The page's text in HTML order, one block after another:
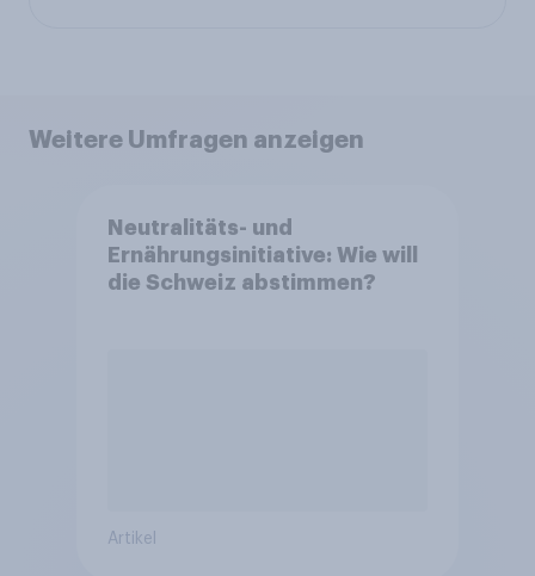
Weitere Umfragen anzeigen
Neutralitäts- und
Ernährungsinitiative: Wie will
die Schweiz abstimmen?
Artikel